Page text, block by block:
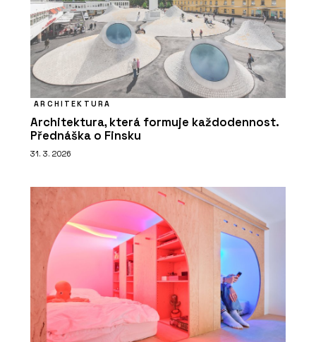
ARCHITEKTURA
Architektura, která formuje každodennost.
Přednáška o Finsku
31. 3. 2026